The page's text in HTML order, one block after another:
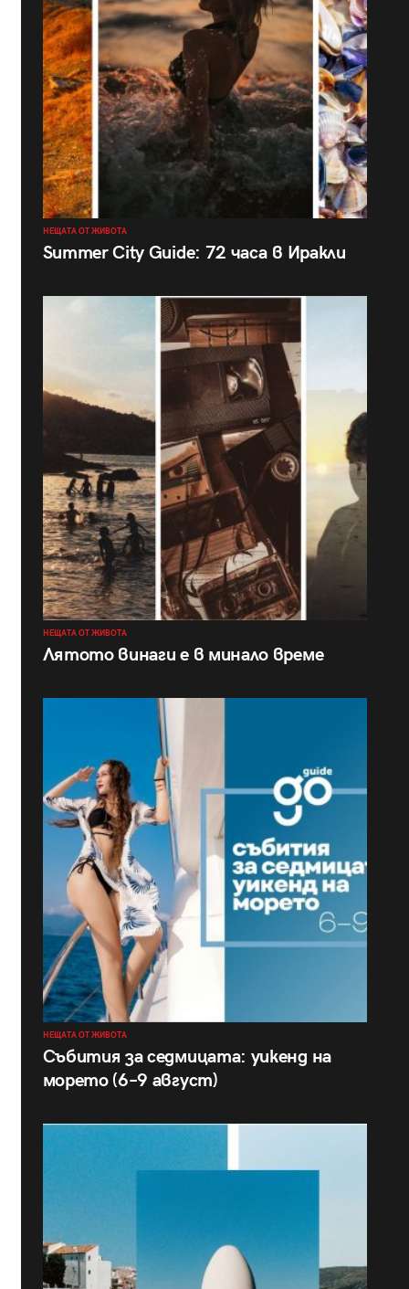
НЕЩАТА ОТ ЖИВОТА
Summer City Guide: 72 часа в Иракли
НЕЩАТА ОТ ЖИВОТА
Лятото винаги е в минало време
НЕЩАТА ОТ ЖИВОТА
Събития за седмицата: уикенд на
морето (6–9 август)